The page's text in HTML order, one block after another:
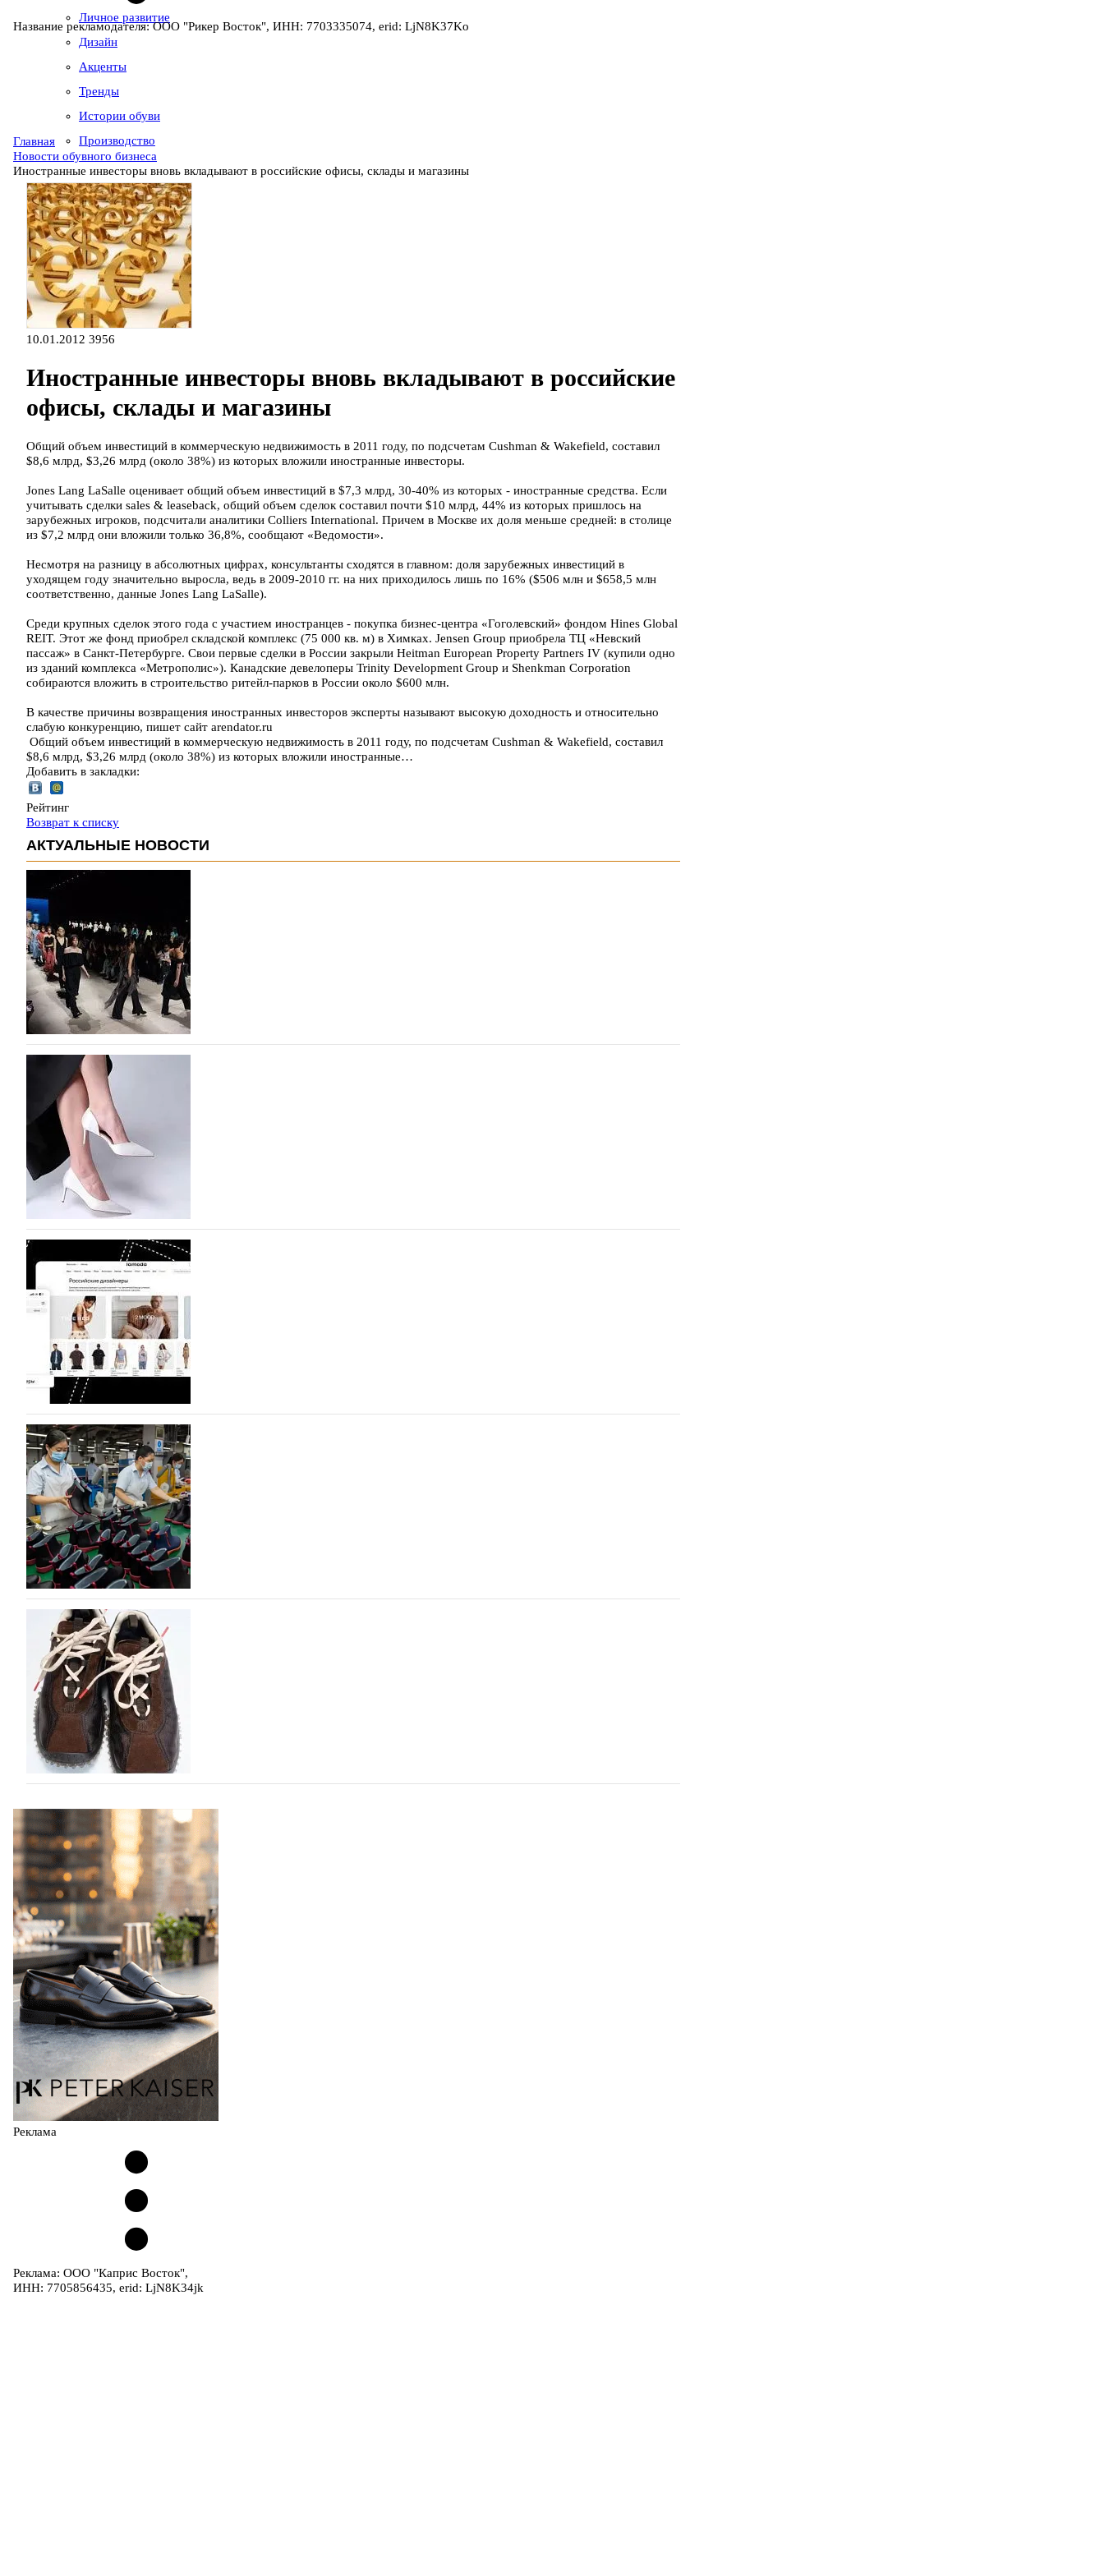
Личное развитие
Дизайн
Акценты
Тренды
Истории обуви
Производство
Название рекламодателя: ООО "Рикер Восток", ИНН: 7703335074, erid: LjN8K37Ko
Главная
Новости обувного бизнеса
Иностранные инвесторы вновь вкладывают в российские офисы, склады и магазины
10.01.2012 3956
Иностранные инвесторы вновь вкладывают в российские
офисы, склады и магазины
Общий объем инвестиций в коммерческую недвижимость в 2011 году, по подсчетам Сushman & Wakefield, составил
$8,6 млрд, $3,26 млрд (около 38%) из которых вложили иностранные инвесторы.
Jones Lang LaSalle оценивает общий объем инвестиций в $7,3 млрд, 30-40% из которых - иностранные средства. Если
учитывать сделки sales & leaseback, общий объем сделок составил почти $10 млрд, 44% из которых пришлось на
зарубежных игроков, подсчитали аналитики Сolliers International. Причем в Москве их доля меньше средней: в столице
из $7,2 млрд они вложили только 36,8%, сообщают «Ведомости».
Несмотря на разницу в абсолютных цифрах, консультанты сходятся в главном: доля зарубежных инвестиций в
уходящем году значительно выросла, ведь в 2009-2010 гг. на них приходилось лишь по 16% ($506 млн и $658,5 млн
соответственно, данные Jones Lang LaSalle).
Среди крупных сделок этого года с участием иностранцев - покупка бизнес-центра «Гоголевский» фондом Hines Global
REIT. Этот же фонд приобрел складской комплекс (75 000 кв. м) в Химках. Jensen Group приобрела ТЦ «Невский
пассаж» в Санкт-Петербурге. Свои первые сделки в России закрыли Heitman European Property Partners IV (купили одно
из зданий комплекса «Метрополис»). Канадские девелоперы Trinity Development Group и Shenkman Corporation
собираются вложить в строительство ритейл-парков в России около $600 млн.
В качестве причины возвращения иностранных инвесторов эксперты называют высокую доходность и относительно
слабую конкуренцию, пишет сайт arendator.ru
Общий объем инвестиций в коммерческую недвижимость в 2011 году, по подсчетам Сushman & Wakefield, составил
$8,6 млрд, $3,26 млрд (около 38%) из которых вложили иностранные…
Добавить в закладки:
Рейтинг
Возврат к списку
АКТУАЛЬНЫЕ НОВОСТИ
На участие в Московской неделе моды подано 1047 заявок
На участие в седьмой Московской неделе моды, которая пройдет в российской столице с 26 сентября по 1
октября, уже подано 1047 заявок. Примерно половину из них (494) прислали дизайнеры, коллекции
которых не были представлены в…
07.08.2026 644
BALLINA представит свои новинки на Euro Shoes
Компания BALLINA Guangzhou Lihuang Footwear Co., Ltd., основанная в 2011 году и расположенная в
Гуанчжоу, столице моды Китая, является профессиональной обувной компанией, объединяющей
разработку, производство и…
07.08.2026 504
На платформе Lamoda - новый раздел и условия продвижения локальных
дизайнерских марок
Российский маркетплейс Lamoda решил обновить раздел для продажи продукции локальных дизайнерских
марок одежды, обуви и аксессуаров. Бренды также получат маркетинговую…
06.08.2026 680
Объем мирового производства обуви в 2025 году практически не увеличился
В 2025 году мировое производство обуви практически не изменилось, зафиксировав незначительный рост
на 0,1% до 24,6 млрд пар, - данные опубликованы в аналитическом вестнике «Всемирный ежегодник обуви
2026», Португальской ассоциацией…
06.08.2026 777
Популярный силуэт бренда,1999 года выпуска, соответствует сегодняшнему тренду на
сникерины (гибридный вариант балеток и кроссовок обтекаемой формы и с тонкой подошвой). Но в
модели Miu Miu Bubble присутствует еще и…
05.08.2026 3062
Реклама
Реклама: ООО "Каприс Восток",
ИНН: 7705856435, erid: LjN8K34jk